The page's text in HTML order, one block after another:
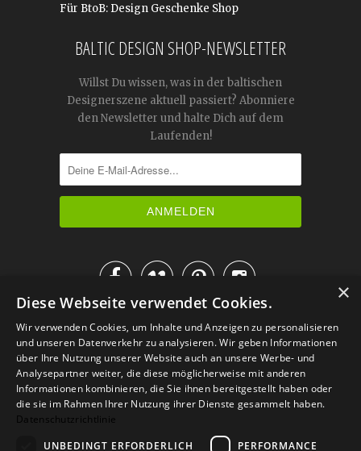
Für BtoB: Design Geschenke Shop
BALTIC DESIGN SHOP-NEWSLETTER
Willst Du wissen, was in der baltischen
Designerszene aktuell passiert? Abonniere
den Newsletter und halte Dich auf dem
Laufenden!

IM KATALOG BLÄTTERN
×
Diese Webseite verwendet Cookies.
Wir verwenden Cookies, um Inhalte und Anzeigen zu personalisieren
und unseren Datenverkehr zu analysieren. Wir geben Informationen
über Ihre Nutzung unserer Website auch an unsere Werbe- und
Analysepartner weiter, die diese möglicherweise mit anderen
Informationen kombinieren, die Sie ihnen bereitgestellt haben oder
die sie im Rahmen Ihrer Nutzung ihrer Dienste gesammelt haben.
Datenschutzrichtlinie
UNBEDINGT ERFORDERLICH
PERFORMANCE